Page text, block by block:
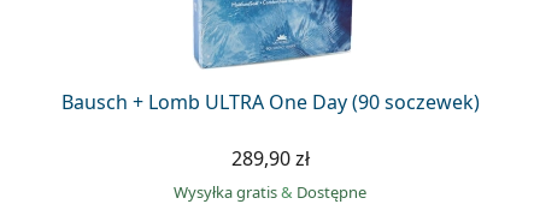
Bausch + Lomb ULTRA One Day (90 soczewek)
289,90 zł
Wysyłka gratis& Dostępne